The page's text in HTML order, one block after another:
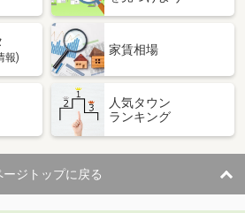
報)
家賃相場
人気タウン
ランキング
ージトップに戻る